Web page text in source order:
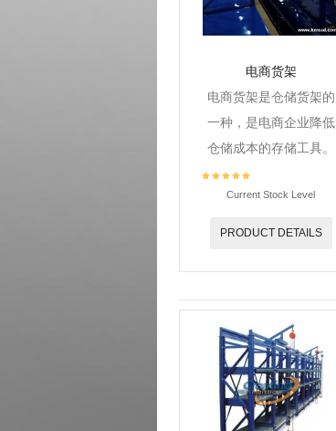
电商货架
电商货架是仓储货架的
一种，是电商企业降低
仓储成本的存储工具。
Current Stock Level
PRODUCT DETAILS